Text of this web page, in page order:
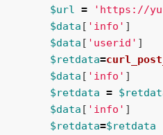
$url = 'https://
$data [ 'info' ]
$data [ 'userid' ]
$retdata=
$data [ 'info' ]
$retdata =
$data [ 'info' ]
$retdata=$retdata